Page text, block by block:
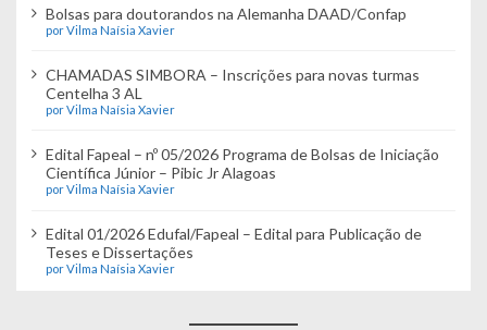
Bolsas para doutorandos na Alemanha DAAD/Confap
por Vilma Naísia Xavier
CHAMADAS SIMBORA – Inscrições para novas turmas
Centelha 3 AL
por Vilma Naísia Xavier
Edital Fapeal – nº 05/2026 Programa de Bolsas de Iniciação
Científica Júnior – Pibic Jr Alagoas
por Vilma Naísia Xavier
Edital 01/2026 Edufal/Fapeal – Edital para Publicação de
Teses e Dissertações
por Vilma Naísia Xavier